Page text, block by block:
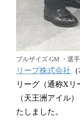
ブルザイズ GM ・選
リープ株式会社
リーグ（通称Xリ
（天王洲アイル
たしました。